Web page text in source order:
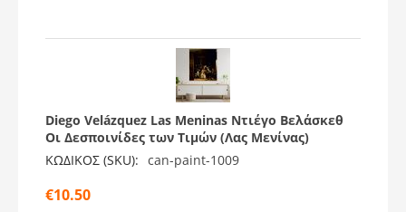
Diego Velázquez Las Meninas Ντιέγο Βελάσκεθ
Οι Δεσποινίδες των Τιμών (Λας Μενίνας)
ΚΩΔΙΚΟΣ (SKU): can-paint-1009
€10.50